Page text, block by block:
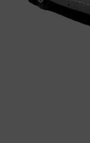
Favoriser
Winterthur
Favoriser